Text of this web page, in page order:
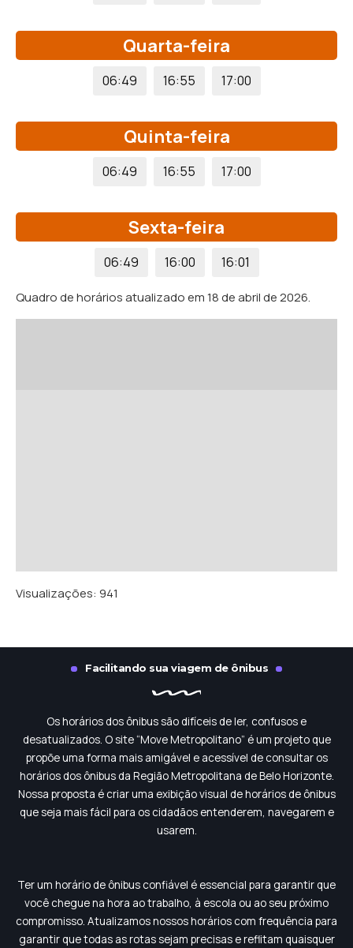
Quarta-feira
06:49 16:55 17:00
Quinta-feira
06:49 16:55 17:00
Sexta-feira
06:49 16:00 16:01
Quadro de horários atualizado em 18 de abril de 2026.
Visualizações: 941
Facilitando sua viagem de ônibus
Os horários dos ônibus são difíceis de ler, confusos e
desatualizados. O site “Move Metropolitano” é um projeto que
propõe uma forma mais amigável e acessível de consultar os
horários dos ônibus da Região Metropolitana de Belo Horizonte.
Nossa proposta é criar uma exibição visual de horários de ônibus
que seja mais fácil para os cidadãos entenderem, navegarem e
usarem.
Ter um horário de ônibus confiável é essencial para garantir que
você chegue na hora ao trabalho, à escola ou ao seu próximo
compromisso. Atualizamos nossos horários com frequência para
garantir que todas as rotas sejam precisas e reflitam quaisquer